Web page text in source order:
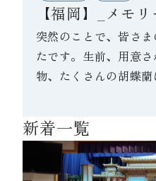
【福岡】_メモ
突然のことで、皆さ
たです。生前、用意
物、たくさんの胡蝶
でゆっくりお見送り
新着一覧